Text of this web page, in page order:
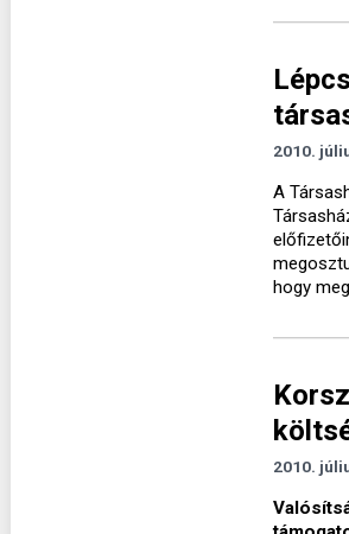
2010.
A
hogy
2010.